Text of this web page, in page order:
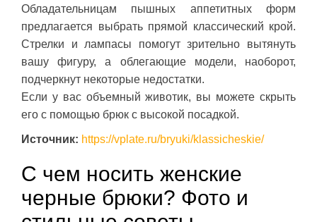
Обладательницам пышных аппетитных форм
предлагается выбрать прямой классический крой.
Стрелки и лампасы помогут зрительно вытянуть
вашу фигуру, а облегающие модели, наоборот,
подчеркнут некоторые недостатки.
Если у вас объемный животик, вы можете скрыть
его с помощью брюк с высокой посадкой.
Источник: https://vplate.ru/bryuki/klassicheskie/
С чем носить женские
черные брюки? Фото и